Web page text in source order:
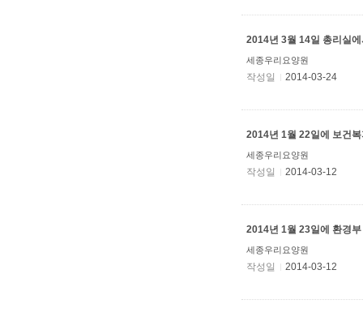
2014년 3월 14일 총리실
세종우리요양원
작성일 2014-03-24
2014년 1월 22일에 보건
세종우리요양원
작성일 2014-03-12
2014년 1
세종우리요양원
작성일 2014-03-12